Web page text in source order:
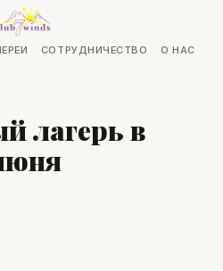
СОТРУДНИЧЕСТВО О НАС
лагерь в